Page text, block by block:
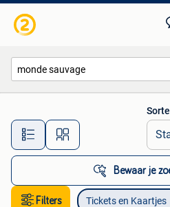
Alle
Bewaar je
Filters Tickets en Kaartjes